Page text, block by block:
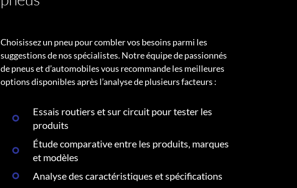
Choisissez un pneu pour combler vos besoins parmi les
suggestions de nos spécialistes. Notre équipe de passionnés
de pneus et d’automobiles vous recommande les meilleures
options disponibles après l’analyse de plusieurs facteurs :
Essais routiers et sur circuit pour tester les
produits
Étude comparative entre les produits, marques
et modèles
Analyse des caractéristiques et spécifications